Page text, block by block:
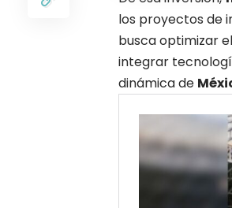
los proyectos de
busca optimizar
integrar
dinámicade